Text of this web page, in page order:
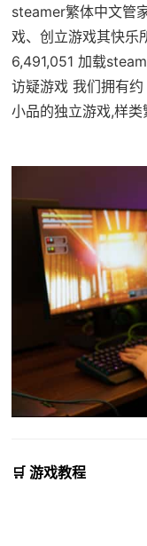
steamer繁体中文管
戏、创立游戏其快
6,491,051 加载
访疑游戏 我们拥有
小品的独立游戏,样
🛒 游戏教程